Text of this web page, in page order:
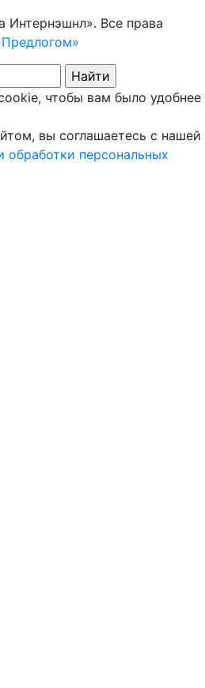
Все права
чтобы вам было удобнее
вы соглашаетесь с нашей
персональных